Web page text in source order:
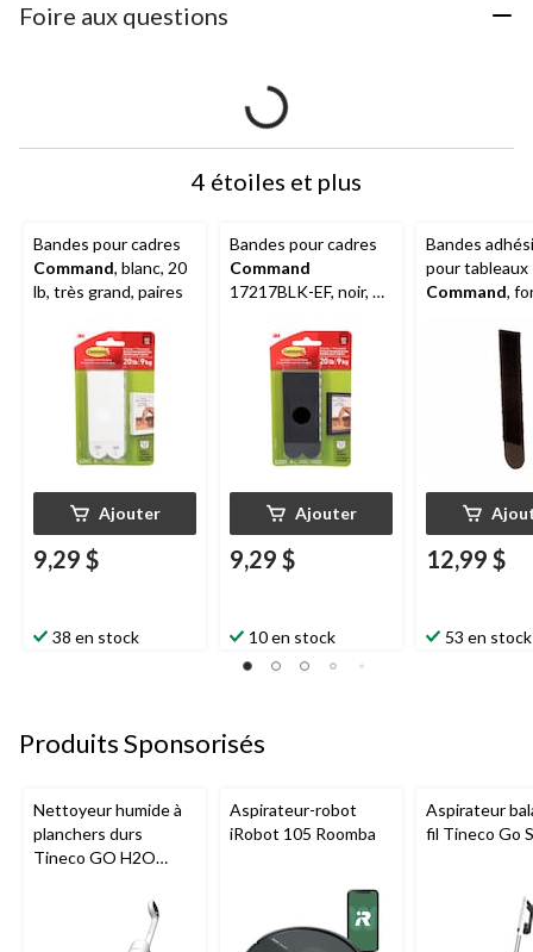
Foire aux questions
4 étoiles et plus
Bandes pour cadres
Command, blanc, 20
lb, très grand, paires
Ajouter
9,29 $
38 en stock
Bandes pour cadres
Command
17217BLK-EF, noir, 20
Ajouter
9,29 $
10 en stock
Bandes
pour tableaux
Command,
noir, 16 lb,
12,99 $
53 en stock
Produits Sponsorisés
Nettoyeur humide à
planchers durs
Tineco GO H2O
Aspirateur-robot
iRobot 105 Roomba
Aspirateur
fil Tineco Go